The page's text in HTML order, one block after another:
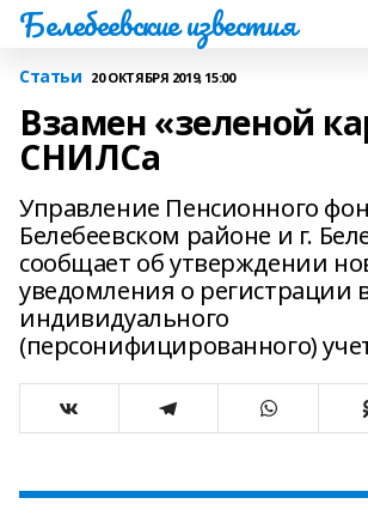
Белебеевские известия
Статьи 20 ОКТЯБРЯ 2019, 15:00
Взамен «зеленой
СНИЛСа
Управление Пенсионного
Белебеевском районе и г.
сообщает об утверждении
уведомления о регистрации
индивидуального
(персонифицированного)